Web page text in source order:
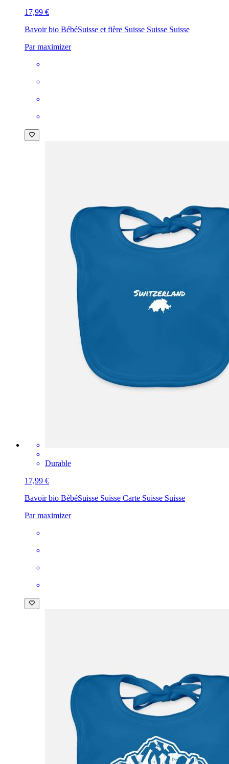
17,99 €
Bavoir bio BébéSuisse et fière Suisse Suisse Suisse
Par maximizer
Durable
17,99 €
Bavoir bio BébéSuisse Suisse Carte Suisse Suisse
Par maximizer